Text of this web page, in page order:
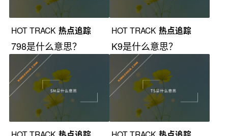
HOT TRACK 热点追踪
798是什么意思？
HOT TRACK 热点追踪
K9是什么意思？